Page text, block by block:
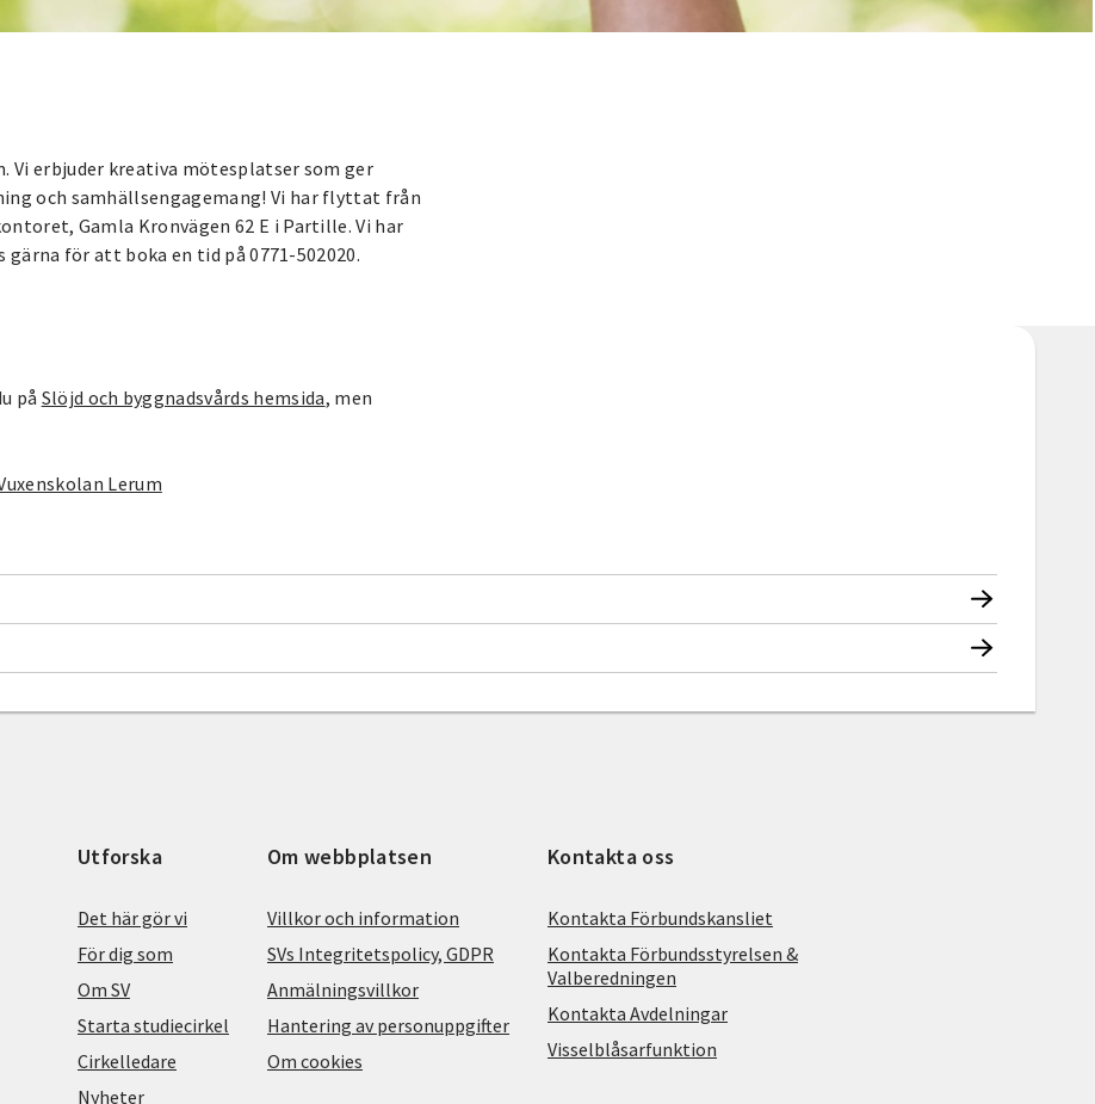
Vi erbjuder kreativa mötesplatser som ger
och samhällsengagemang! Vi har flyttat från
Gamla Kronvägen 62 E i Partille. Vi har
för att boka en tid på 0771-502020.
på Slöjd och byggnadsvårds hemsida, men
Lerum
Utforska
Det här gör vi
För dig som
Om SV
Starta studiecirkel
Cirkelledare
Nyheter
Om webbplatsen
Villkor och information
SVs Integritetspolicy, GDPR
Anmälningsvillkor
Hantering av personuppgifter
Om cookies
Kontakta oss
Kontakta Förbundskansliet
Kontakta Förbundsstyrelsen &
Valberedningen
Kontakta Avdelningar
Visselblåsarfunktion